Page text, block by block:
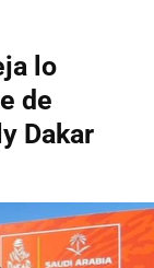
lo
de
Dakar